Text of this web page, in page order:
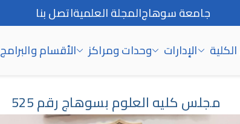
جامعة سوهاجالمجلة العلميةاتصل بنا
الإدارات وحدات ومراكز الأقسام والبرامج
مجلس كليه العلوم بسوهاج رقم 525